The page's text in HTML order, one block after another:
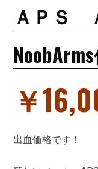
ＡＰＳ
￥
出血価格です！